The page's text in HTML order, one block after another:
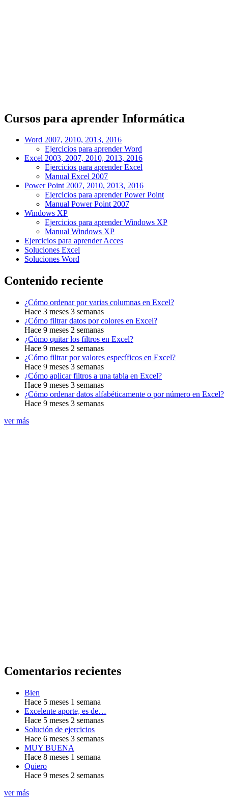
Cursos para aprender Informática
Word 2007, 2010, 2013, 2016
Ejercicios para aprender Word
Excel 2003, 2007, 2010, 2013, 2016
Ejercicios para aprender Excel
Manual Excel 2007
Power Point 2007, 2010, 2013, 2016
Ejercicios para aprender Power Point
Manual Power Point 2007
Windows XP
Ejercicios para aprender Windows XP
Manual Windows XP
Ejercicios para aprender Acces
Soluciones Excel
Soluciones Word
Contenido reciente
¿Cómo ordenar por varias columnas en Excel?
Hace 3 meses 3 semanas
¿Cómo filtrar datos por colores en Excel?
Hace 9 meses 2 semanas
¿Cómo quitar los filtros en Excel?
Hace 9 meses 2 semanas
¿Cómo filtrar por valores específicos en Excel?
Hace 9 meses 3 semanas
¿Cómo aplicar filtros a una tabla en Excel?
Hace 9 meses 3 semanas
¿Cómo ordenar datos alfabéticamente o por número en Excel?
Hace 9 meses 3 semanas
ver más
Comentarios recientes
Bien
Hace 5 meses 1 semana
Excelente aporte, es de…
Hace 5 meses 2 semanas
Solución de ejercicios
Hace 6 meses 3 semanas
MUY BUENA
Hace 8 meses 1 semana
Quiero
Hace 9 meses 2 semanas
ver más